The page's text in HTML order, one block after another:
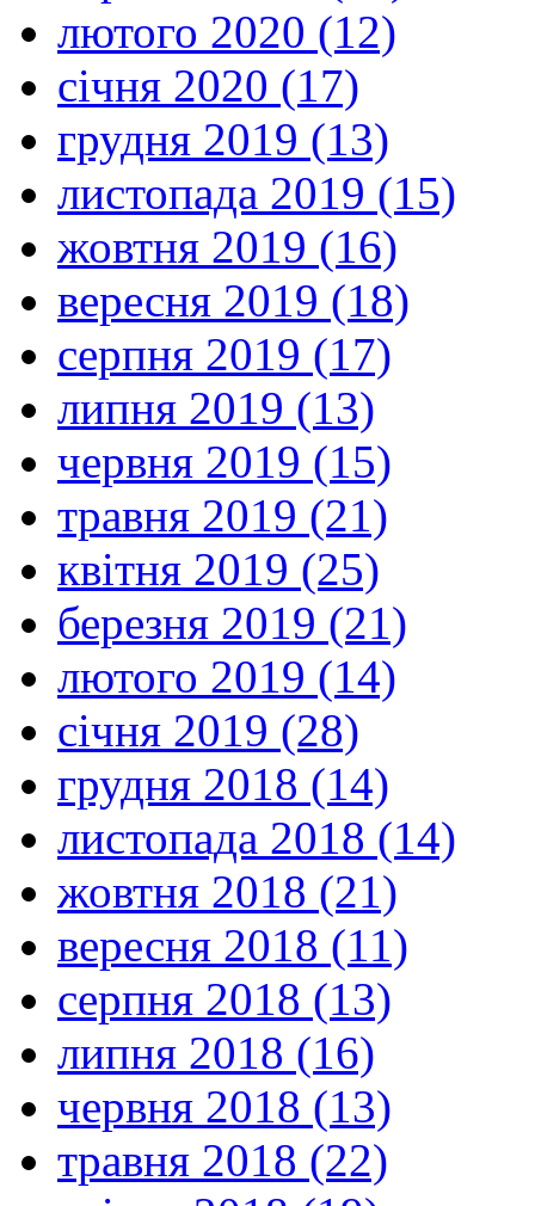
лютого 2020 (12)
січня 2020 (17)
грудня 2019 (13)
листопада 2019 (15)
жовтня 2019 (16)
вересня 2019 (18)
серпня 2019 (17)
липня 2019 (13)
червня 2019 (15)
травня 2019 (21)
квітня 2019 (25)
березня 2019 (21)
лютого 2019 (14)
січня 2019 (28)
грудня 2018 (14)
листопада 2018 (14)
жовтня 2018 (21)
вересня 2018 (11)
серпня 2018 (13)
липня 2018 (16)
червня 2018 (13)
травня 2018 (22)